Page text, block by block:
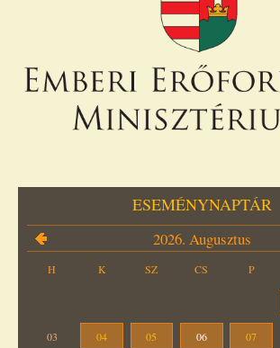
ESEMÉNYNAPTÁR
2026. Augusztus
H K SZ CS P
03 04 05 06 07